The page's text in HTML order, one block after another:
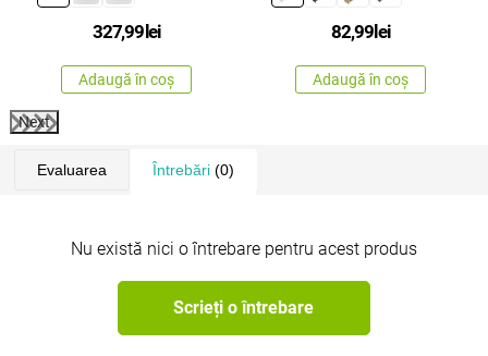
327,99 lei
Adaugă în coș
82,99 lei
Adaugă în coș
Next
Evaluarea Întrebări(0)
Nu există nici o întrebare pentru acest produs
Scrieți o întrebare